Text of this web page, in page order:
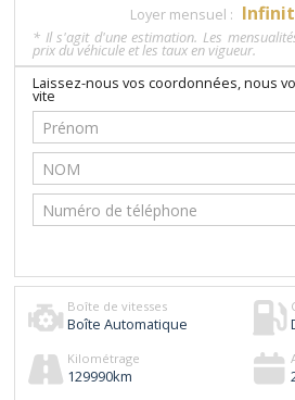
Loyer mensuel :
* Il s'agit d'une estimation. Les
prix du véhicule et les taux en vigueur.
Laissez-nous vos coordonnées, nous
vite
Boîte de vitesses
Boîte Automatique
Kilométrage
129990km